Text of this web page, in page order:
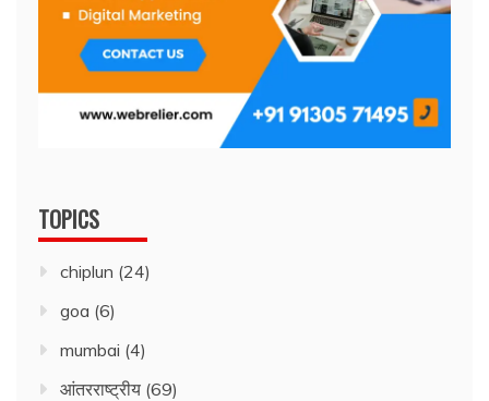
TOPICS
chiplun (24)
goa (6)
mumbai (4)
आंतरराष्ट्रीय (69)